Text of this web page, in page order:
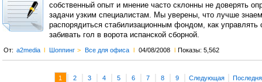
собственный опыт и мнение часто склонны не доверять
задачи узким специалистам. Мы уверены, что лучше
распорядиться стабилизационным фондом, как управлять
забивать гол в ворота испанской сборной.
От: a2media l Шоппинг > Все для офиса l 04/08/2008 l Показы: 5,562
1 2 3 4 5 6 7 8 9 Следующая